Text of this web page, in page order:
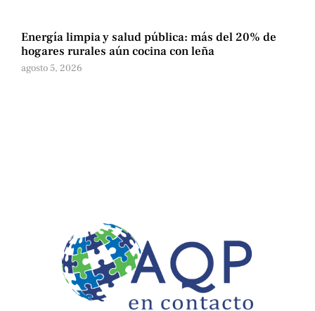
Energía limpia y salud pública: más del 20% de
hogares rurales aún cocina con leña
agosto 5, 2026